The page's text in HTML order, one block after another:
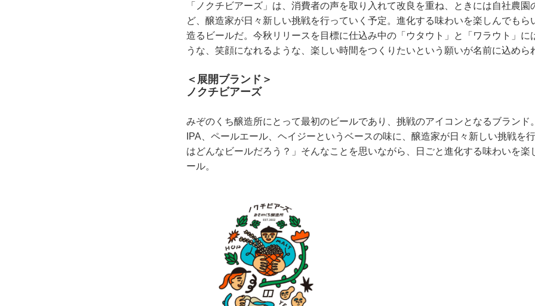
「ノクチビアーズ」は、消費者の声を取り入れて改良を重ね、ときには自社農園
ど、醸造家が日々新しい挑戦を行っていく予定。進化する味わいを楽しんでもら
造るビールだ。今秋リリースを目標に仕込み中の「ウタウト」と「ワラウト」に
うな、笑顔になれるような、楽しい時間をつくりたいという願いが名前に込めら
＜展開ブランド＞
ノクチビアーズ
みぞのくち醸造所にとって最初のビールであり、挑戦のアイコンとなるブランド。
IPA、ペールエール、ヘイジーというベースの味に、醸造家が日々新しい挑戦を
はどんなビールだろう？」そんなことを思いながら、日ごと進化する味わいを楽
ール。